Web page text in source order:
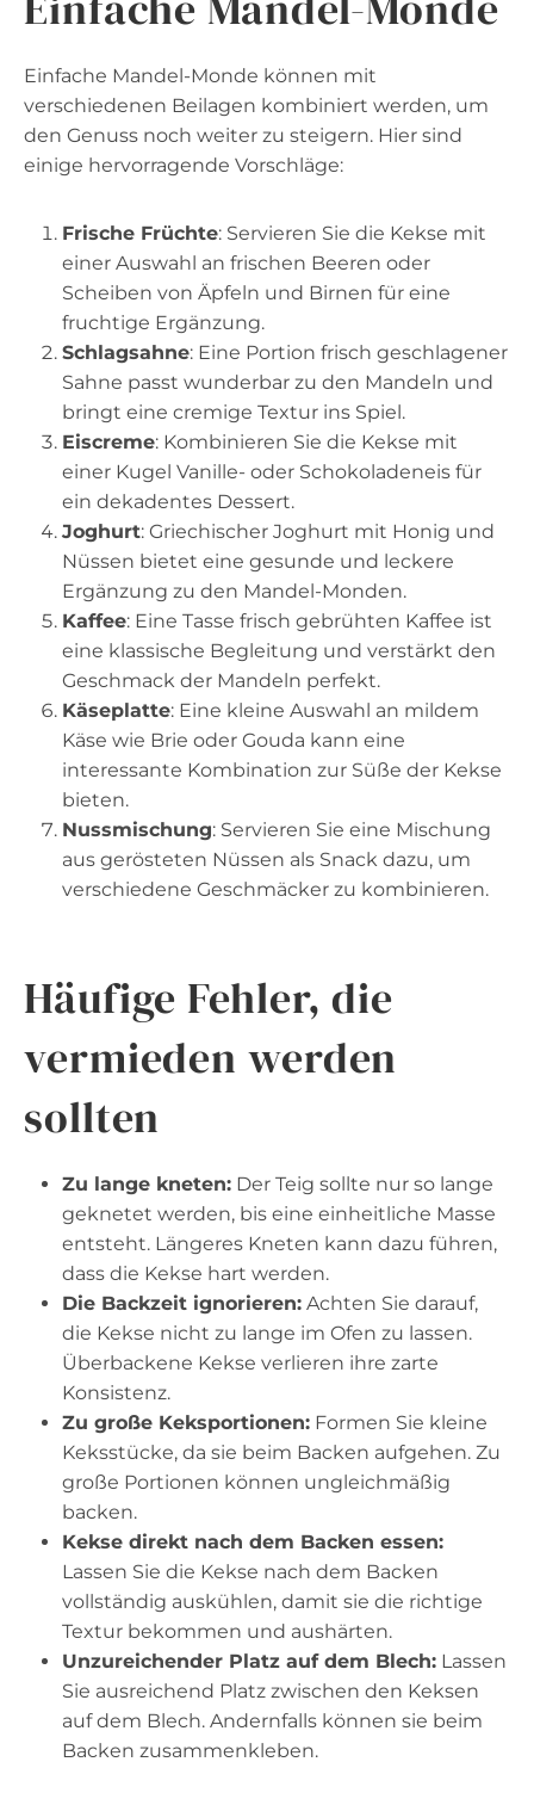
Einfache Mandel-Monde können mit
verschiedenen Beilagen kombiniert werden, um
den Genuss noch weiter zu steigern. Hier sind
einige hervorragende Vorschläge:
Frische Früchte: Servieren Sie die Kekse mit
einer Auswahl an frischen Beeren oder
Scheiben von Äpfeln und Birnen für eine
fruchtige Ergänzung.
Schlagsahne: Eine Portion frisch geschlagener
Sahne passt wunderbar zu den Mandeln und
bringt eine cremige Textur ins Spiel.
Eiscreme: Kombinieren Sie die Kekse mit
einer Kugel Vanille- oder Schokoladeneis für
ein dekadentes Dessert.
Joghurt: Griechischer Joghurt mit Honig und
Nüssen bietet eine gesunde und leckere
Ergänzung zu den Mandel-Monden.
Kaffee: Eine Tasse frisch gebrühten Kaffee ist
eine klassische Begleitung und verstärkt den
Geschmack der Mandeln perfekt.
Käseplatte: Eine kleine Auswahl an mildem
Käse wie Brie oder Gouda kann eine
interessante Kombination zur Süße der Kekse
bieten.
Nussmischung: Servieren Sie eine Mischung
aus gerösteten Nüssen als Snack dazu, um
verschiedene Geschmäcker zu kombinieren.
Häufige Fehler, die
vermieden werden
sollten
Zu lange kneten: Der Teig sollte nur so lange
geknetet werden, bis eine einheitliche Masse
entsteht. Längeres Kneten kann dazu führen,
dass die Kekse hart werden.
Die Backzeit ignorieren: Achten Sie darauf,
die Kekse nicht zu lange im Ofen zu lassen.
Überbackene Kekse verlieren ihre zarte
Konsistenz.
Zu große Keksportionen: Formen Sie kleine
Keksstücke, da sie beim Backen aufgehen. Zu
große Portionen können ungleichmäßig
backen.
Kekse direkt nach dem Backen essen:
Lassen Sie die Kekse nach dem Backen
vollständig auskühlen, damit sie die richtige
Textur bekommen und aushärten.
Unzureichender Platz auf dem Blech: Lassen
Sie ausreichend Platz zwischen den Keksen
auf dem Blech. Andernfalls können sie beim
Backen zusammenkleben.